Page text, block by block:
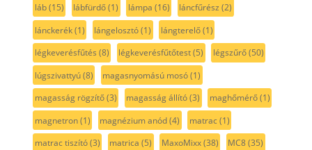
láb(15) lábfürdő(1) lámpa (16) láncfűrész (2)
lánckerék(1) lángelosztó(1) lángterelő(1)
légkeverésfűtés (8) légkeverésfűtőtest(5) légszűrő(50)
lúgszivattyú(8) magasnyomású mosó(1)
magasság rögzítő(3) magasság állító(3) maghőmérő(1)
magnetron(1) magnézium anód(4) matrac(1)
matrac tiszító(3) matrica (5) MaxoMixx(38) MC8(35)